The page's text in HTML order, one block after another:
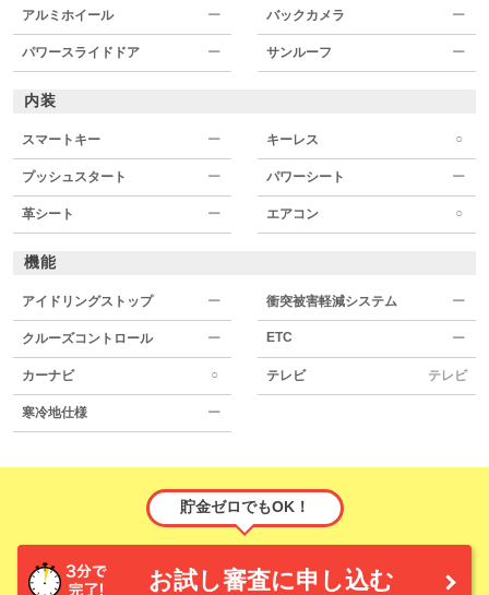
アルミホイール ー バックカメラ ー
パワースライドドア ー サンルーフ ー
内装
スマートキー ー キーレス ○
プッシュスタート ー パワーシート ー
革シート ー エアコン ○
機能
アイドリングストップ ー 衝突被害軽減システム ー
クルーズコントロール ー ETC ー
カーナビ ○ テレビ テレビ
寒冷地仕様 ー
貯金ゼロでもOK！
お試し審査に申し込む